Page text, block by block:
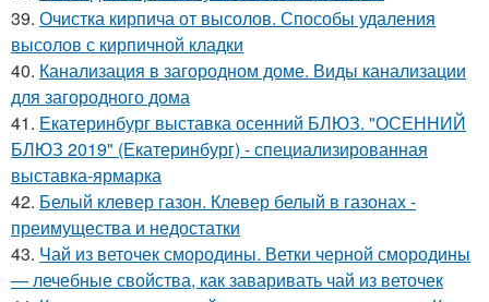
39. Очистка кирпича от высолов. Способы удаления
высолов с кирпичной кладки
40. Канализация в загородном доме. Виды канализации
для загородного дома
41. Екатеринбург выставка осенний БЛЮЗ. "ОСЕННИЙ
БЛЮЗ 2019" (Екатеринбург) - специализированная
выставка-ярмарка
42. Белый клевер газон. Клевер белый в газонах -
преимущества и недостатки
43. Чай из веточек смородины. Ветки черной смородины
— лечебные свойства, как заваривать чай из веточек